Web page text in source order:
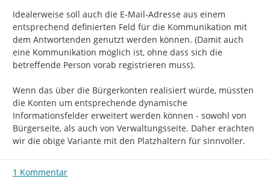
Idealerweise soll auch die E-Mail-Adresse aus einem
entsprechend definierten Feld für die Kommunikation mit
dem Antwortenden genutzt werden können. (Damit auch
eine Kommunikation möglich ist, ohne dass sich die
betreffende Person vorab registrieren muss).
Wenn das über die Bürgerkonten realisiert würde, müssten
die Konten um entsprechende dynamische
Informationsfelder erweitert werden können - sowohl von
Bürgerseite, als auch von Verwaltungsseite. Daher erachten
wir die obige Variante mit den Platzhaltern für sinnvoller.
1 Kommentar